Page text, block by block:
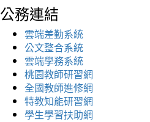
公務連結
雲端差勤系統
公文整合系統
雲端學務系統
桃園教師研習網
全國教師進修網
特教知能研習網
學生學習扶助網